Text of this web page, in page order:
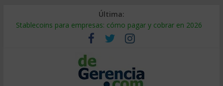
Última:
Stablecoins para empresas: cómo pagar y cobrar en 2026
Despido silencioso: qué es y por qué sale tan caro
IA en selección de personal: cómo auditarla a tiempo
Trabajo forzoso en la cadena de suministro: qué hacer
Mercado hispano de EE. UU.: cómo segmentarlo y venderle